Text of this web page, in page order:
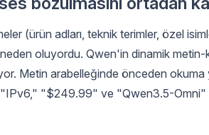
(ürün adları, teknik terimler, özel
oluyordu. Qwen'in dinamik
Metin arabelleğinde önceden okuma
"$249.99" ve "Qwen3.5-Omni"